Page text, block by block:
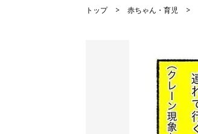
トップ 赤ちゃん・育児